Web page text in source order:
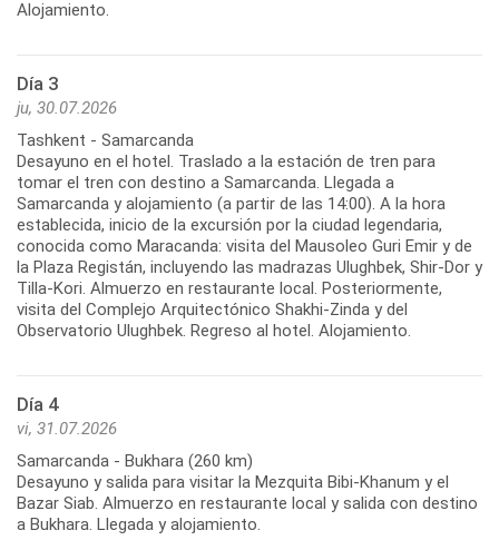
Día 3
ju, 30.07.2026
Tashkent - Samarcanda
Desayuno en el hotel. Traslado a la estación de tren para
tomar el tren con destino a Samarcanda. Llegada a
Samarcanda y alojamiento (a partir de las 14:00). A la hora
establecida, inicio de la excursión por la ciudad legendaria,
conocida como Maracanda: visita del Mausoleo Guri Emir y de
la Plaza Registán, incluyendo las madrazas Ulughbek, Shir-Dor y
Tilla-Kori. Almuerzo en restaurante local. Posteriormente,
visita del Complejo Arquitectónico Shakhi-Zinda y del
Día 4
vi, 31.07.2026
Samarcanda - Bukhara (260 km)
Desayuno y salida para visitar la Mezquita Bibi-Khanum y el
Bazar Siab. Almuerzo en restaurante local y salida con destino